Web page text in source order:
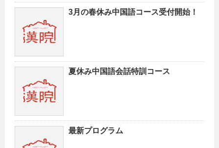
3月の春休み中国語コース受付開始！
夏休み中国語会話特訓コース
最新プログラム